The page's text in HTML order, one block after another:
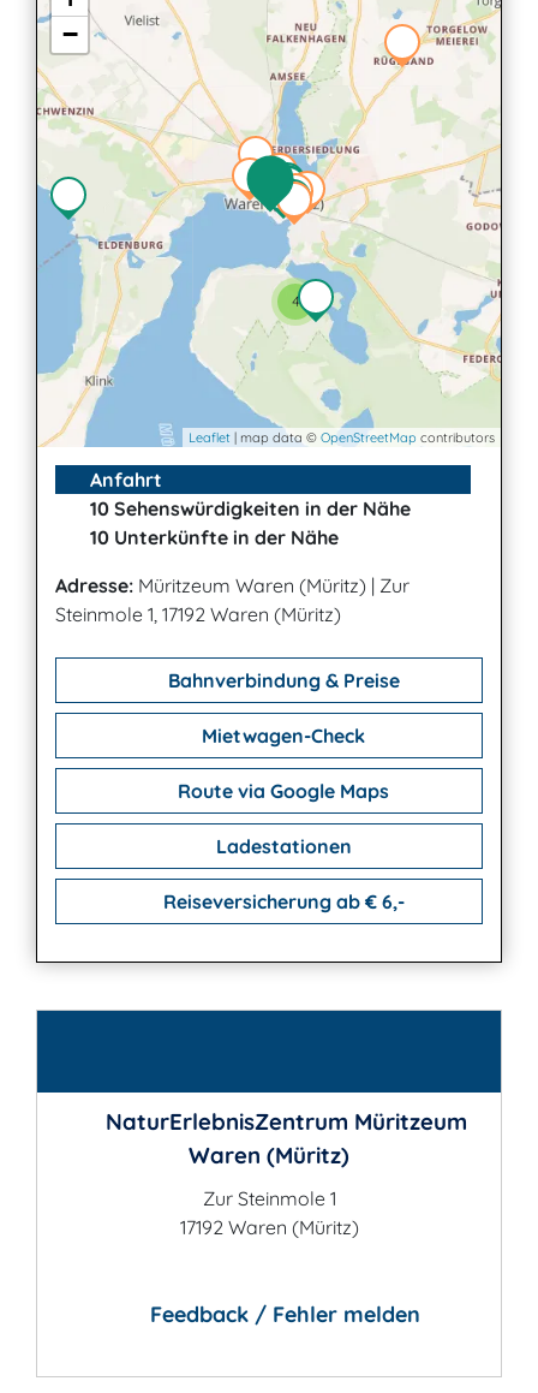
4
−
Leaflet | map data © OpenStreetMap contributors
Anfahrt
10 Sehenswürdigkeiten in der Nähe
10 Unterkünfte in der Nähe
Adresse: Müritzeum Waren (Müritz) | Zur
Steinmole 1, 17192 Waren (Müritz)
Bahnverbindung & Preise
Mietwagen-Check
Route via Google Maps
Ladestationen
Reiseversicherung ab € 6,-
NaturErlebnisZentrum Müritzeum
Waren (Müritz)
Zur Steinmole 1
17192 Waren (Müritz)
Feedback / Fehler melden